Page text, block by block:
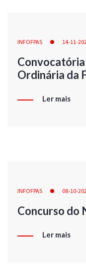
INFOFPAS 14-11-
Ordinária da
Ler mais
INFOFPAS 08-10-
Concurso do
Ler mais